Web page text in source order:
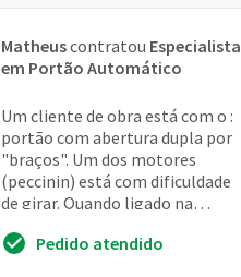
Matheuscontratou Especialista
em Portão Automático
Um cliente de obra está com o :
portão com abertura dupla por
"braços". Um dos motores
(peccinin) está com dificuldade
de girar. Quando ligado na
somente se der...
Pedido atendido